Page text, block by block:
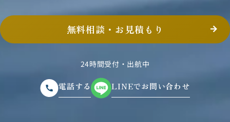
無料相談・お見積もり
24時間受付・出航中
電話する LINEでお問い合わせ